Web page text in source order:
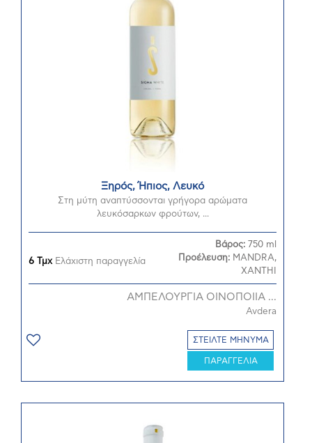
Ξηρός, Ήπιος, Λευκό
Στη μύτη αναπτύσσονται γρήγορα αρώματα
λευκόσαρκων φρούτων, ...
6 ΤμχΕλάχιστη παραγγελία
Βάρος: 750 ml
Προέλευση: MANDRA,
XANTHI
ΑΜΠΕΛΟΥΡΓΙΑ ΟΙΝΟΠΟΙΙΑ ...
Avdera
ΣΤΕΙΛΤΕ ΜΗΝΥΜΑ
ΠΑΡΑΓΓΕΛΙΑ